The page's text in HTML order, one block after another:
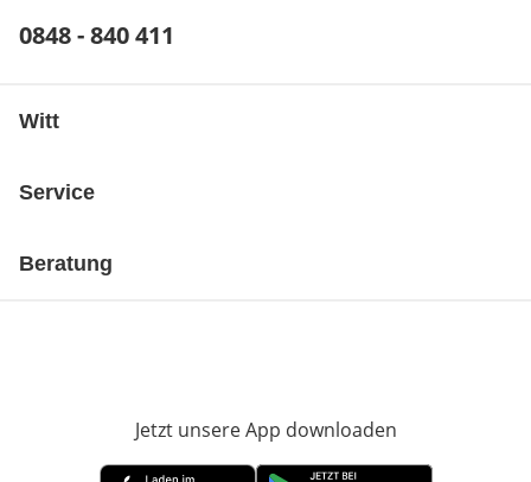
Telefonnummer:
0848 - 840 411
Witt
Service
Beratung
Jetzt unsere App downloaden